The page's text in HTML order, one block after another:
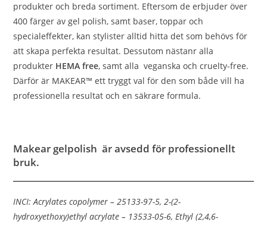
produkter och breda sortiment. Eftersom de erbjuder över
400 färger av gel polish, samt baser, toppar och
specialeffekter, kan stylister alltid hitta det som behövs för
att skapa perfekta resultat. Dessutom nästanr alla
produkter HEMA free, samt alla veganska och cruelty-free.
Därför är MAKEAR™ ett tryggt val för den som både vill ha
professionella resultat och en säkrare formula.
Makear gelpolish är avsedd för professionellt
bruk.
INCI: Acrylates copolymer – 25133-97-5, 2-(2-
hydroxyethoxy)ethyl acrylate – 13533-05-6, Ethyl (2,4,6-